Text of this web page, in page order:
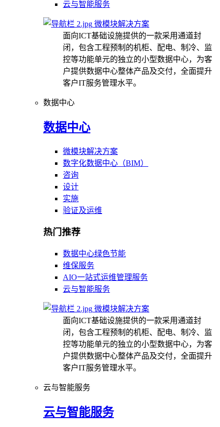
云与智能服务
微模块解决方案
面向ICT基础设施提供的一款采用通道封
闭，包含工程预制的机柜、配电、制冷、监
控等功能单元的独立的小型数据中心，为客
户提供数据中心整体产品及交付，全面提升
客户IT服务管理水平。
数据中心
数据中心
微模块解决方案
数字化数据中心（BIM）
咨询
设计
实施
验证及运维
热门推荐
数据中心绿色节能
维保服务
AIO一站式运维管理服务
云与智能服务
微模块解决方案
面向ICT基础设施提供的一款采用通道封
闭，包含工程预制的机柜、配电、制冷、监
控等功能单元的独立的小型数据中心，为客
户提供数据中心整体产品及交付，全面提升
客户IT服务管理水平。
云与智能服务
云与智能服务